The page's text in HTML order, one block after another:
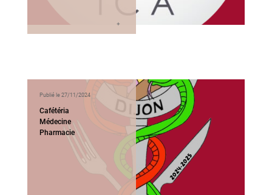
Publié le 27/11/2024
Cafétéria
Médecine
Pharmacie